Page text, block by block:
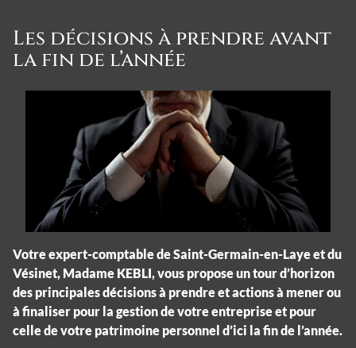
Les décisions à prendre avant
la fin de l’année
Votre expert-comptable de Saint-Germain-en-Laye et du
Vésinet, Madame KEBLI, vous propose un tour d’horizon
des principales décisions à prendre et actions à mener ou
à finaliser pour la gestion de votre entreprise et pour
celle de votre patrimoine personnel d’ici la fin de l’année.